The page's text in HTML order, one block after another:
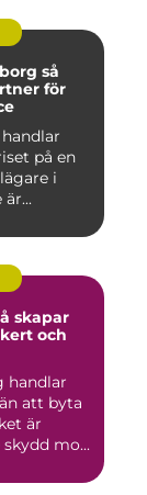
så
för
på en
i
och
handlar
att byta
är
mo...